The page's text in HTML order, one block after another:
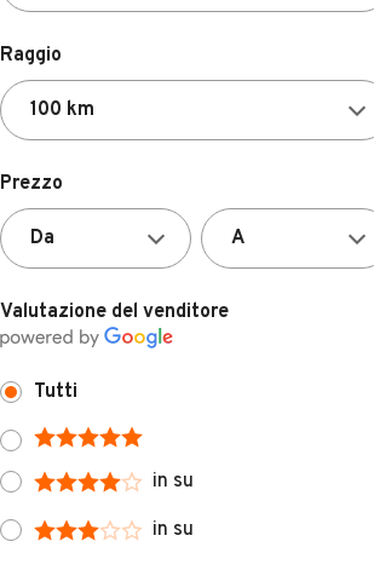
Raggio
Prezzo
Valutazione del venditore
Tutti
in su
in su